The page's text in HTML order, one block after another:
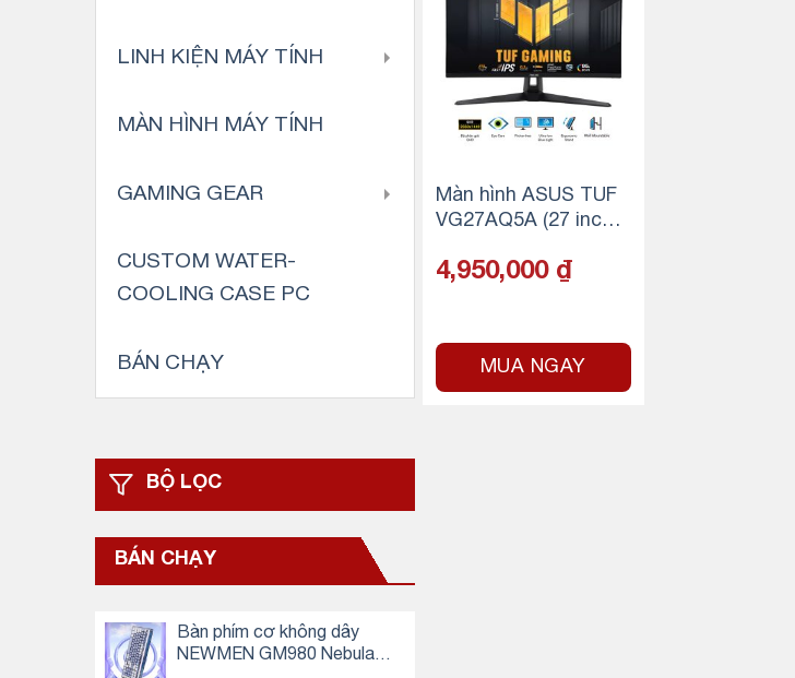
LINH KIỆN MÁY TÍNH
MÀN HÌNH MÁY TÍNH
GAMING GEAR
CUSTOM WATER-
COOLING CASE PC
BÁN CHẠY
BỘ LỌC
BÁN CHẠY
Bàn phím cơ không dây
NEWMEN GM980 Nebula
Màn hình ASUS TUF
VG27AQ5A (27 inch –
ms – Speaker)
4,950,000 ₫
MUA NGAY